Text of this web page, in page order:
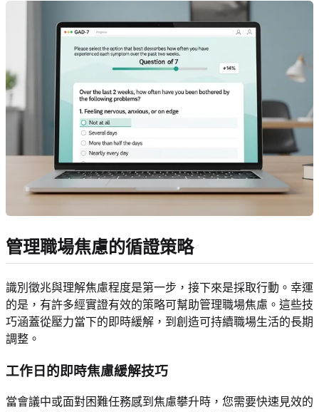
管理職場焦慮的循證策略
識別徵兆與理解焦慮程度是第一步，接下來是採取行動。幸運
的是，有許多經實證有效的策略可幫助管理職場焦慮。這些技
巧涵蓋從壓力當下的即時緩解，到創造可持續職場生活的長期
調整。
工作日的即時焦慮緩解技巧
當會議中或面對困難任務感到焦慮攀升時，您需要快速見效的